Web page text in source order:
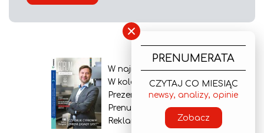
W najnowszym wydaniu
W kolejnym numerze
Prezentacja gazety
Prenumerata
Reklama
×
PRENUMERATA
CZYTAJ CO MIESIĄC
newsy, analizy, opinie
Zobacz